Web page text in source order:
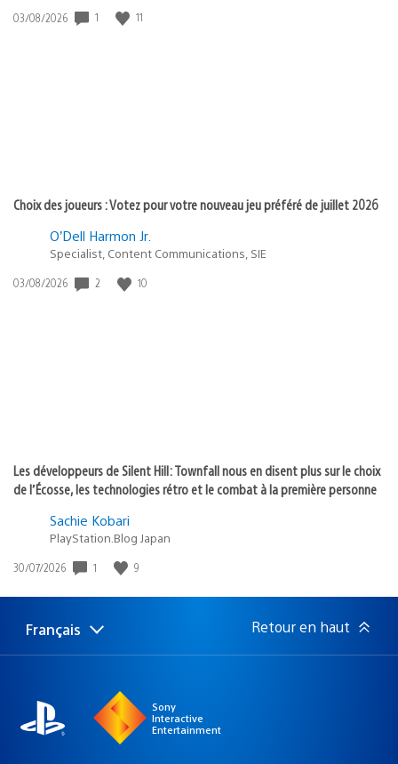
Date
03/08/2026 1 11
Choix des joueurs : Votez pour votre nouveau jeu préféré de juillet 2026
O’Dell Harmon Jr.
Specialist, Content Communications, SIE
Date
03/08/2026 2 10
Les développeurs de Silent Hill: Townfall nous en disent plus sur le choix
de l’Écosse, les technologies rétro et le combat à la première personne
Sachie Kobari
PlayStation.Blog Japan
Date
publication
30/07/2026 1 9
Choisir
une
Région
actuelle
Français Retour en haut
Sony
Interactive
Entertainment